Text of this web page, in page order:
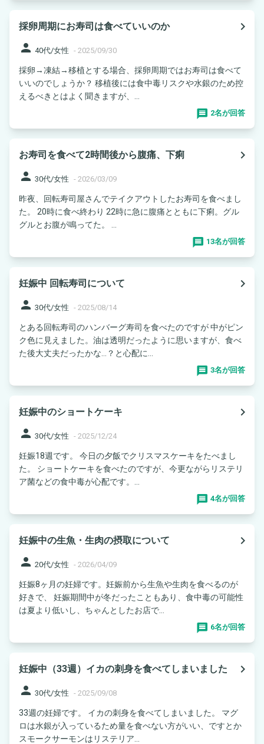
採卵周期にお寿司は食べていいのか
navigate_next
person 40代/女性 - 2025/09/30
採卵→凍結→移植とする場合、採卵周期ではお寿司は食べて
いいのでしょうか？ 移植後には食中毒リスクや水銀のため控
えるべきとはよく聞きますが、...
2名が回答
お寿司を食べて2時間後から腹痛、下痢
navigate_next
person 30代/女性 - 2026/03/09
昨夜、回転寿司屋さんでテイクアウトしたお寿司を食べまし
た。 20時に食べ終わり 22時に急に腹痛とともに下痢。グル
グルとお腹が鳴ってた。 ...
13名が回答
妊娠中 回転寿司について
navigate_next
person 30代/女性 - 2025/08/14
とある回転寿司のハンバーグ寿司を食べたのですが 中がピン
ク色に見えました。油は透明だったように思いますが、食べ
た後大丈夫だったかな…？と心配に...
3名が回答
妊娠中のショートケーキ
navigate_next
person 30代/女性 - 2025/12/24
妊娠18週です。 今日の夕飯でクリスマスケーキをたべまし
た。 ショートケーキを食べたのですが、今更ながらリステリ
ア菌などの食中毒が心配です。...
4名が回答
妊娠中の生魚・生肉の摂取について
navigate_next
person 20代/女性 - 2026/04/09
妊娠8ヶ月の妊婦です。妊娠前から生魚や生肉を食べるのが
好きで、 妊娠期間中が冬だったこともあり、食中毒の可能性
は夏より低いし、ちゃんとしたお店で...
6名が回答
妊娠中（33週）イカの刺身を食べてしまいました
navigate_next
person 30代/女性 - 2025/09/08
33週の妊婦です。 イカの刺身を食べてしまいました。 マグ
ロは水銀が入っているため量を食べない方がいい、ですとか
スモークサーモンはリステリア...